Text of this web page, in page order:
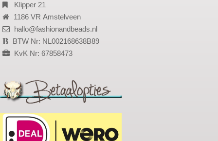
Klipper 21
1186 VR Amstelveen
hallo@fashionandbeads.nl
BTW Nr: NL002168638B89
KvK Nr: 67858473